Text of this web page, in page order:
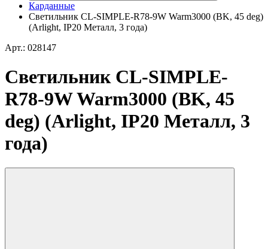
Карданные
Светильник CL-SIMPLE-R78-9W Warm3000 (BK, 45 deg)
(Arlight, IP20 Металл, 3 года)
Арт.: 028147
Светильник CL-SIMPLE-
R78-9W Warm3000 (BK, 45
deg) (Arlight, IP20 Металл, 3
года)